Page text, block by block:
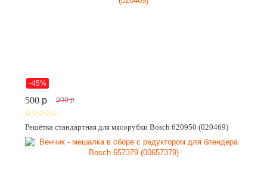
-45%
500 p 900 p
Решётка стандартная для мясорубки Bosch 620950 (020469)